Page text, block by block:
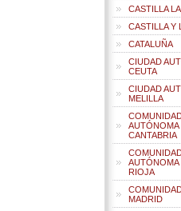
CASTILLA
CASTILLA Y
CATALUÑA
CIUDAD
CEUTA
CIUDAD
MELILLA
AUTÓNOMA
CANTABRIA
AUTÓNOMA
RIOJA
MADRID